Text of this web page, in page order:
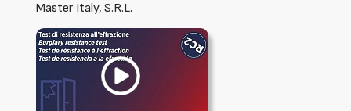
Master Italy, S.R.L.